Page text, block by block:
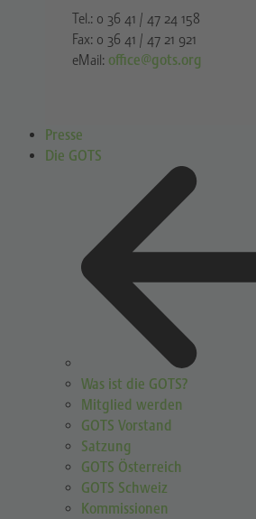
Tel.: 0 36 41 / 47 24 158
Fax: 0 36 41 / 47 21 921
eMail: office@gots.org
Presse
Die GOTS
Was ist die GOTS?
Mitglied werden
GOTS Vorstand
Satzung
GOTS Österreich
GOTS Schweiz
Kommissionen